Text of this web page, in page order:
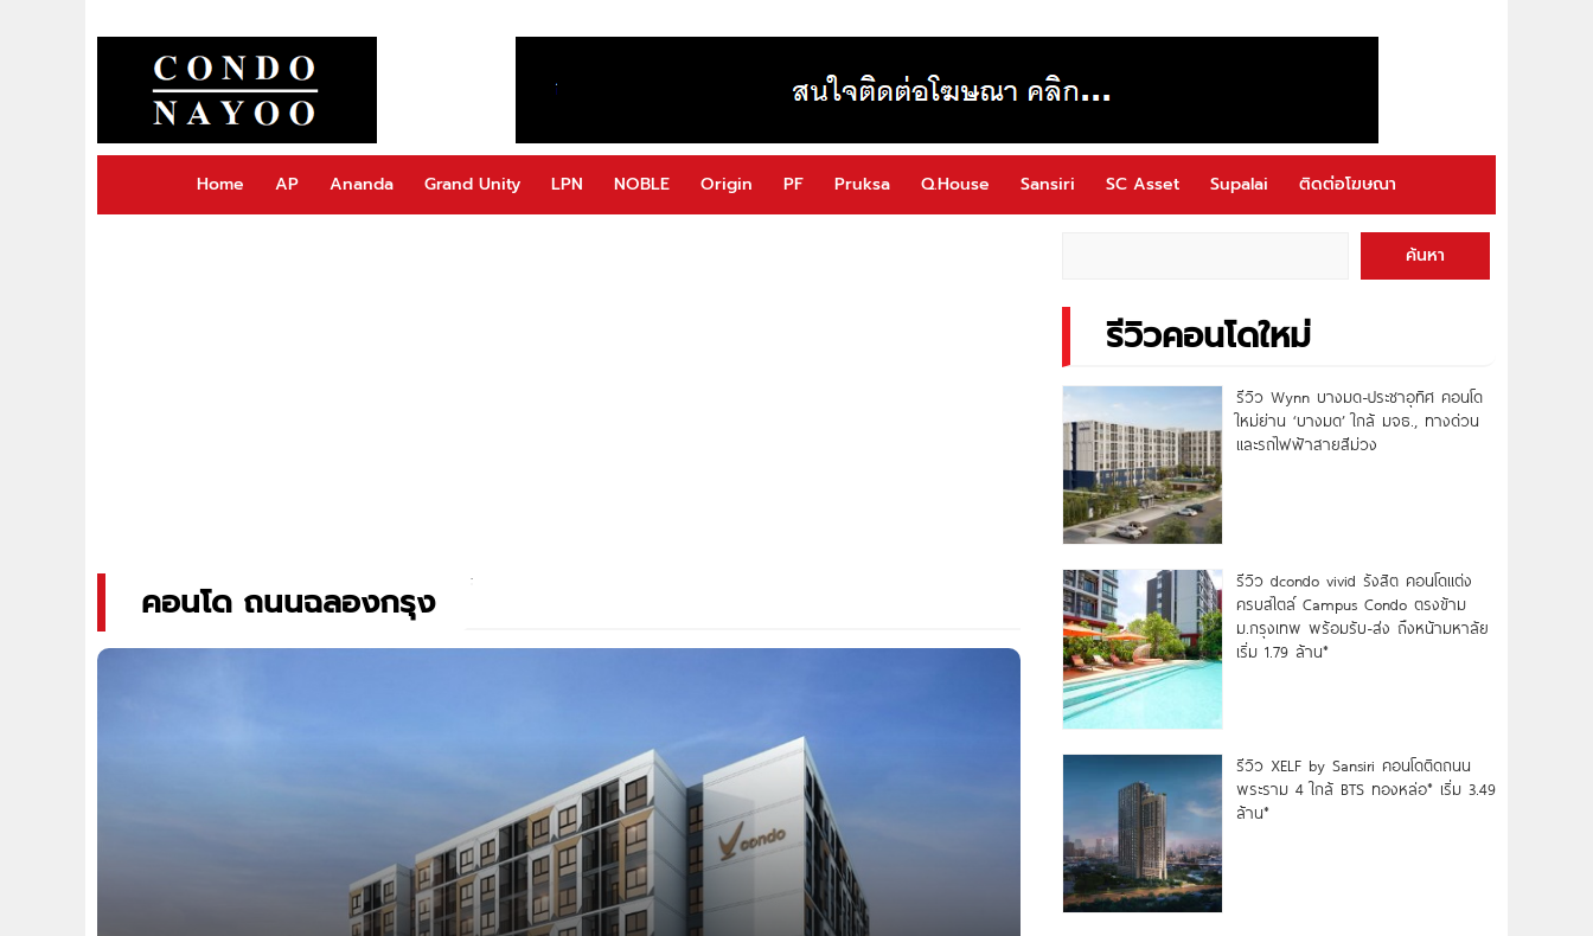
Home AP Ananda Grand Unity LPN NOBLE Origin PF Pruksa Q.House Sansiri SC Asset Supalai ติดต่อโฆษณา
คอนโด ถนนฉลองกรุง
ค้นหา
รีวิวคอนโดใหม่
รีวิว Wynn บางมด-ประชาอุทิศ คอนโด
ใหม่ย่าน ‘บางมด’ ใกล้ มจธ., ทางด่วน
และรถไฟฟ้าสายสีม่วง
รีวิว dcondo vivid รังสิต คอนโดแต่ง
ครบสไตล์ Campus Condo ตรงข้าม
ม.กรุงเทพ พร้อมรับ-ส่ง ถึงหน้ามหาลัย
เริ่ม 1.79 ล้าน*
รีวิว XELF by Sansiri คอนโดติดถนน
พระราม 4 ใกล้ BTS ทองหล่อ* เริ่ม 3.49
ล้าน*